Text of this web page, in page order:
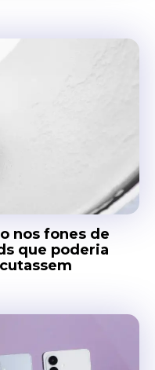
nos fones de
que poderia